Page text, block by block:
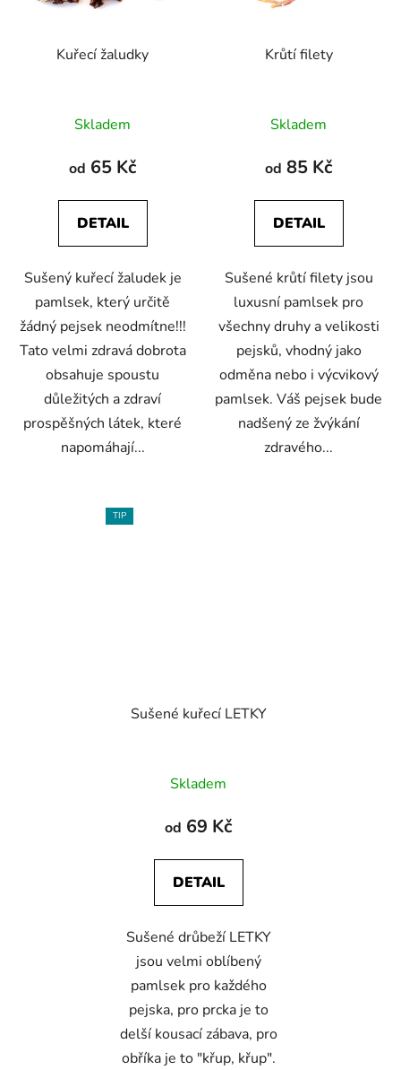
Kuřecí žaludky
hodnocení
produktu
5,0
z
hvězdiček.
Skladem
od 65 Kč
DETAIL
Sušený kuřecí žaludek je
pamlsek, který určitě
žádný pejsek neodmítne!!!
Tato velmi zdravá dobrota
obsahuje spoustu
důležitých a zdraví
prospěšných látek, které
napomáhají...
Krůtí filety
hodnocení
produktu
5,0
z
hvězdiček.
Skladem
od 85 Kč
DETAIL
Sušené krůtí filety jsou
luxusní pamlsek pro
všechny druhy a velikosti
pejsků, vhodný jako
odměna nebo i výcvikový
pamlsek. Váš pejsek bude
nadšený ze žvýkání
zdravého...
TIP
Sušené kuřecí LETKY
hodnocení
produktu
4,8
z
hvězdiček.
Skladem
od 69 Kč
DETAIL
Sušené drůbeží LETKY
jsou velmi oblíbený
pamlsek pro každého
pejska, pro prcka je to
delší kousací zábava, pro
obříka je to "křup, křup".